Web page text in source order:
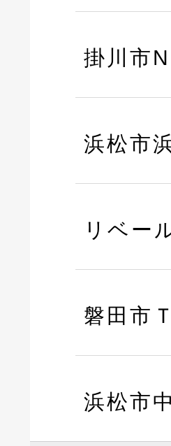
掛川市
浜松市
リベー
磐田市
浜松市